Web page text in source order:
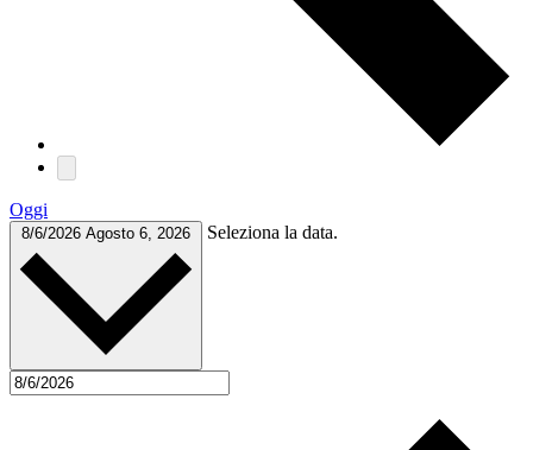
Oggi
8/6/2026 Agosto 6, 2026 Seleziona la data.